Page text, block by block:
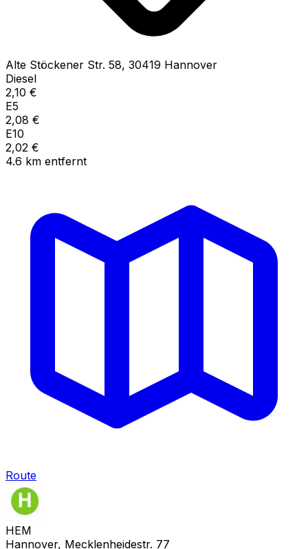
Alte Stöckener Str. 58, 30419 Hannover
Diesel
2,10 €
E5
2,08 €
E10
2,02 €
4.6 km entfernt
Route
HEM
Hannover, Mecklenheidestr. 77